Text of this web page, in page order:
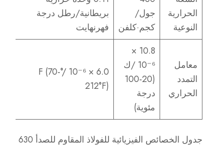
الحرارية
النوعية
جول/
كجم·كلفن
بريطانية/رطل درجة
فهرنهايت
معامل
التمدد
الحراري
10.8 ×
10⁻⁶ /ك
(20-100
درجة
مئوية)
6.0 × 10⁻⁶ /°F (70-
212°F)
جدول الخصائص الفيزيائية للفولاذ المقاوم للصدأ 630